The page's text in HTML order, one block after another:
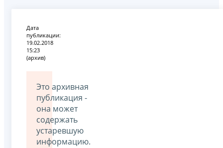
Дата
публикации:
19.02.2018
15:23
(архив)
Это архивная
публикация -
она может
содержать
устаревшую
информацию.